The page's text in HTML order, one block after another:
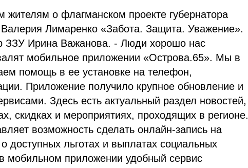
о флагманском проекте губернатора
Лимаренко «Забота. Защита. Уважение».
ЗЗУ Ирина Важанова. - Люди хорошо нас
мобильное приложении «Острова.65». Мы в
помощь в ее установке на телефон,
Приложение получило крупное обновление и
Здесь есть актуальный раздел новостей,
скидках и мероприятиях, проходящих в регионе.
возможность сделать онлайн-запись на
доступных льготах и выплатах социальных
мобильном приложении удобный сервис